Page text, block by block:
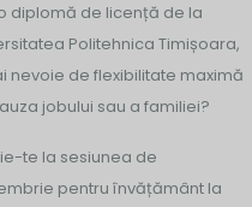
diplomă de licență de la
Politehnica Timișoara,
nevoie de flexibilitate maximă
jobului sau a familiei?
te la sesiunea de
pentru învățământ la